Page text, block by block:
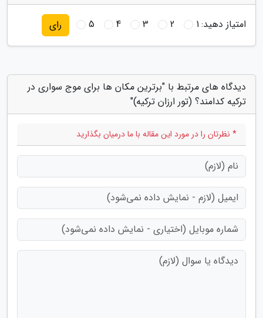
امتیاز دهید:1
2
3
4
5 رای
دیدگاه های مرتبط با "برترین مکان ها برای موج سواری در
ترکیه کدامند؟ (تور ارزان ترکیه)"
* نظرتان را در مورد این مقاله با ما درمیان بگذارید